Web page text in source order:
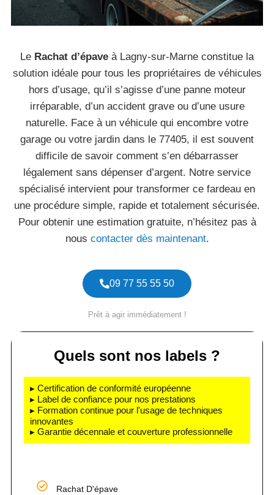
Le Rachat d’épave à Lagny-sur-Marne constitue la
solution idéale pour tous les propriétaires de véhicules
hors d’usage, qu’il s’agisse d’une panne moteur
irréparable, d’un accident grave ou d’une usure
naturelle. Face à un véhicule qui encombre votre
garage ou votre jardin dans le 77405, il est souvent
difficile de savoir comment s’en débarrasser
légalement sans dépenser d’argent. Notre service
spécialisé intervient pour transformer ce fardeau en
une procédure simple, rapide et totalement sécurisée.
Pour obtenir une estimation gratuite, n’hésitez pas à
nous contacter dès maintenant.
09 77 55 55 50
Prêt à agir immédiatement !
Quels sont nos labels ?
▸ Certification de conformité européenne
▸ Label de confiance pour nos prestations
▸ Formation continue pour l'usage de techniques
innovantes
▸ Garantie décennale et couverture professionnelle
Rachat D'épave